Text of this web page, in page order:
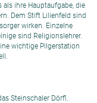
als ihre Hauptaufgabe, die
Dem Stift Lilienfeld sind
wirken. Einzelne
sind Religionslehrer.
wichtige Pilgerstation
Steinschaler Dörfl.